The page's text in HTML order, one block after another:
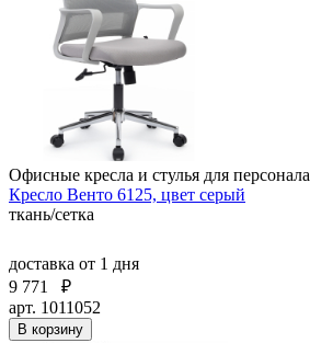
Офисные кресла и стулья для персонала
Кресло Венто 6125, цвет серый
ткань/сетка
доставка от 1 дня
9 771
₽
арт. 1011052
В корзину